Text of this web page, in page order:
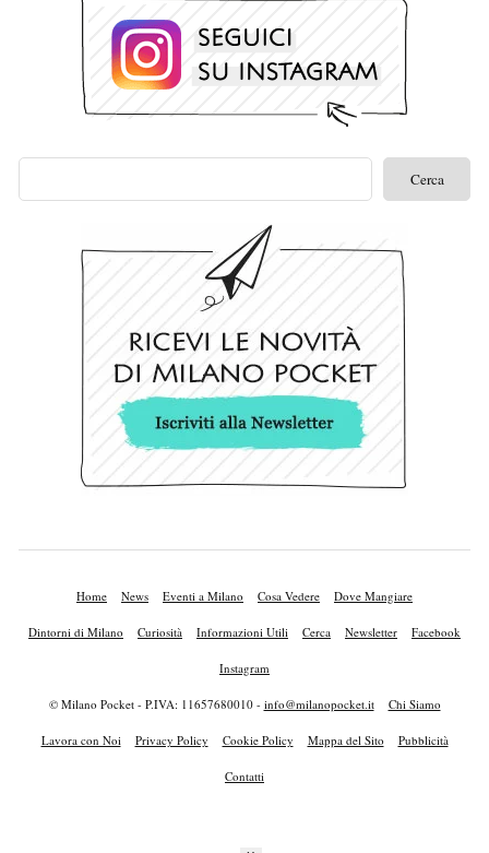
Home News Eventi a Milano Cosa Vedere Dove Mangiare
Dintorni di Milano Curiosità Informazioni Utili Cerca Newsletter Facebook
Instagram
© Milano Pocket - P.IVA: 11657680010 - info@milanopocket.it Chi Siamo
Lavora con Noi Privacy Policy Cookie Policy Mappa del Sito Pubblicità
Contatti